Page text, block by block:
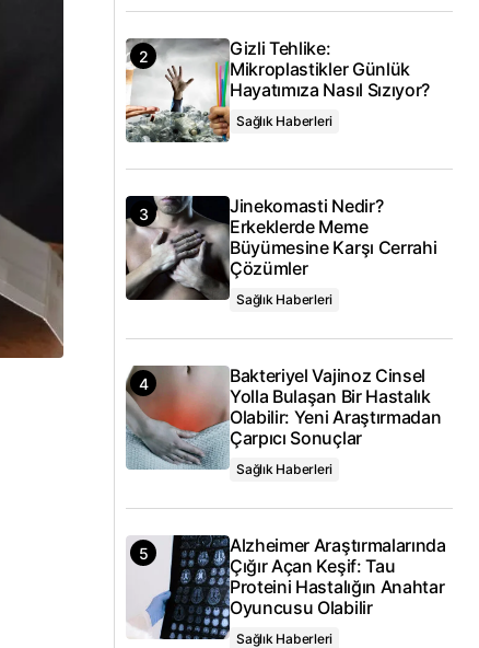
Gizli Tehlike:
Mikroplastikler Günlük
Hayatımıza Nasıl Sızıyor?
Sağlık Haberleri
Jinekomasti Nedir?
Erkeklerde Meme
Büyümesine Karşı Cerrahi
Çözümler
Sağlık Haberleri
Bakteriyel Vajinoz Cinsel
Yolla Bulaşan Bir Hastalık
Olabilir: Yeni Araştırmadan
Çarpıcı Sonuçlar
Sağlık Haberleri
Alzheimer Araştırmalarında
Çığır Açan Keşif: Tau
Proteini Hastalığın Anahtar
Oyuncusu Olabilir
Sağlık Haberleri